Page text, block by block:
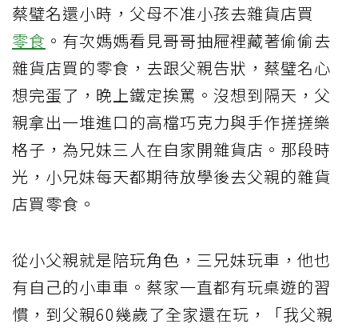
蔡璧名還小時，父母不准小孩去雜貨店買
零食 。有次媽媽看見哥哥抽屜裡藏著偷偷去
雜貨店買的零食，去跟父親告狀，蔡璧名心
想完蛋了，晚上鐵定挨罵。沒想到隔天，父
親拿出一堆進口的高檔巧克力與手作搓搓樂
格子，為兄妹三人在自家開雜貨店。那段時
光，小兄妹每天都期待放學後去父親的雜貨
店買零食。
從小父親就是陪玩角色，三兄妹玩車，他也
有自己的小車車。蔡家一直都有玩桌遊的習
慣，到父親60幾歲了全家還在玩，「我父親